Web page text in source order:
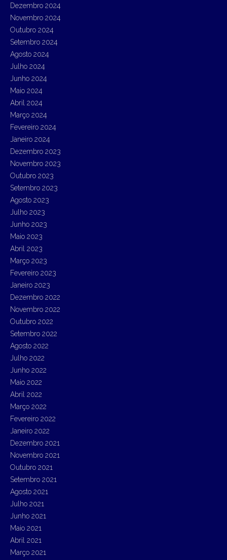
Dezembro 2024
Novembro 2024
Outubro 2024
Setembro 2024
Agosto 2024
Julho 2024
Junho 2024
Maio 2024
Abril 2024
Março 2024
Fevereiro 2024
Janeiro 2024
Dezembro 2023
Novembro 2023
Outubro 2023
Setembro 2023
Agosto 2023
Julho 2023
Junho 2023
Maio 2023
Abril 2023
Março 2023
Fevereiro 2023
Janeiro 2023
Dezembro 2022
Novembro 2022
Outubro 2022
Setembro 2022
Agosto 2022
Julho 2022
Junho 2022
Maio 2022
Abril 2022
Março 2022
Fevereiro 2022
Janeiro 2022
Dezembro 2021
Novembro 2021
Outubro 2021
Setembro 2021
Agosto 2021
Julho 2021
Junho 2021
Maio 2021
Abril 2021
Março 2021